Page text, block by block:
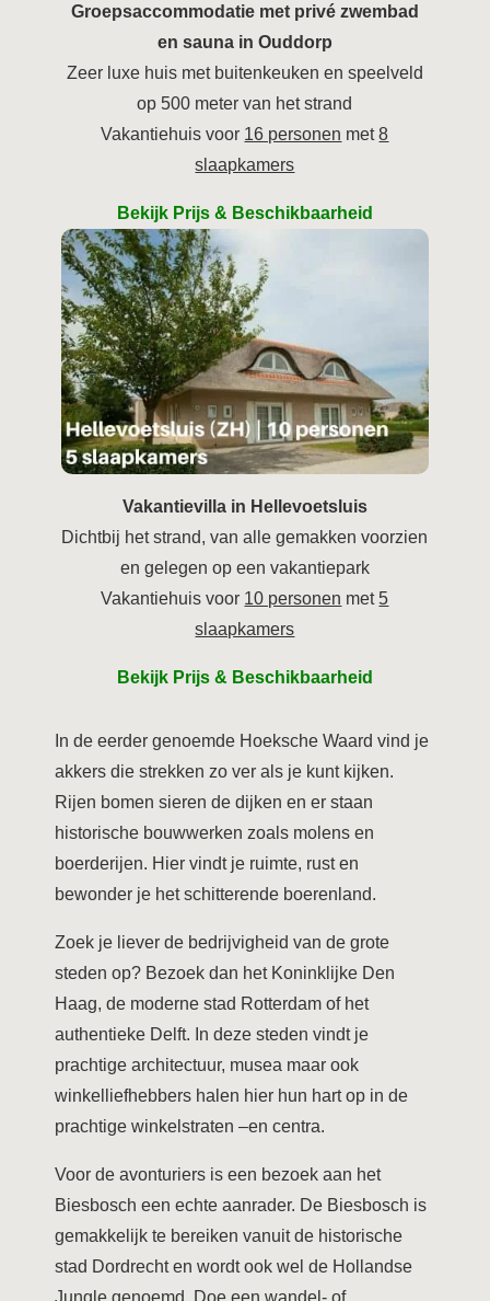
Groepsaccommodatie met privé zwembad
en sauna in Ouddorp
Zeer luxe huis met buitenkeuken en speelveld
op 500 meter van het strand
Vakantiehuis voor 16 personen met8
slaapkamers
Bekijk Prijs & Beschikbaarheid
Vakantievilla in Hellevoetsluis
Dichtbij het strand, van alle gemakken voorzien
en gelegen op een vakantiepark
Vakantiehuis voor 10 personen met 5
slaapkamers
Bekijk Prijs & Beschikbaarheid
In de eerder genoemde Hoeksche Waard vind je
akkers die strekken zo ver als je kunt kijken.
Rijen bomen sieren de dijken en er staan
historische bouwwerken zoals molens en
boerderijen. Hier vindt je ruimte, rust en
bewonder je het schitterende boerenland.
Zoek je liever de bedrijvigheid van de grote
steden op? Bezoek dan het Koninklijke Den
Haag, de moderne stad Rotterdam of het
authentieke Delft. In deze steden vindt je
prachtige architectuur, musea maar ook
winkelliefhebbers halen hier hun hart op in de
prachtige winkelstraten –en centra.
Voor de avonturiers is een bezoek aan het
Biesbosch een echte aanrader. De Biesbosch is
gemakkelijk te bereiken vanuit de historische
stad Dordrecht en wordt ook wel de Hollandse